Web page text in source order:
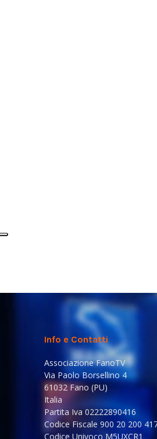
Info e Contatti
Associazione FanoTV
Via Paolo Borsellino 4
61032 Fano (PU)
Italia
Partita Iva 02222890416
Codice Fiscale 900 20 200
Codice Univoco M5UXCR1